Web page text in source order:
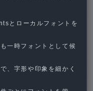
とローカルフォントを
一時フォントとして候
、字形や印象を細かく